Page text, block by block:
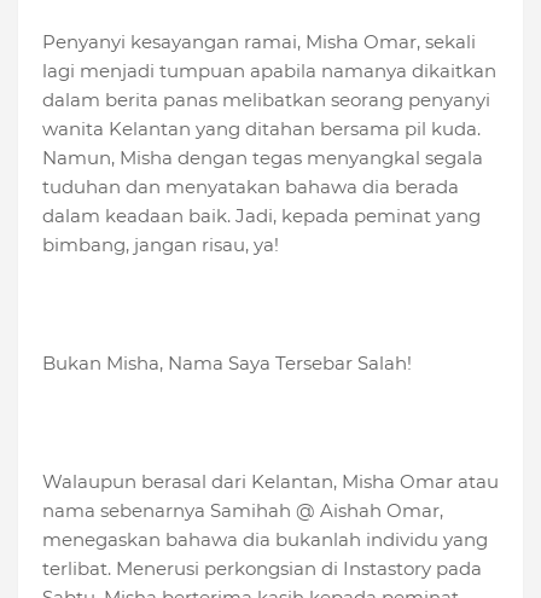
Penyanyi kesayangan ramai, Misha Omar, sekali
lagi menjadi tumpuan apabila namanya dikaitkan
dalam berita panas melibatkan seorang penyanyi
wanita Kelantan yang ditahan bersama pil kuda.
Namun, Misha dengan tegas menyangkal segala
tuduhan dan menyatakan bahawa dia berada
dalam keadaan baik. Jadi, kepada peminat yang
bimbang, jangan risau, ya!
Bukan Misha, Nama Saya Tersebar Salah!
Walaupun berasal dari Kelantan, Misha Omar atau
nama sebenarnya Samihah @ Aishah Omar,
menegaskan bahawa dia bukanlah individu yang
terlibat. Menerusi perkongsian di Instastory pada